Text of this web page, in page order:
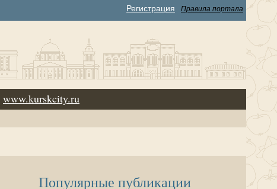
Регистрация Правила портала
www.kurskcity.ru
Популярные публикации